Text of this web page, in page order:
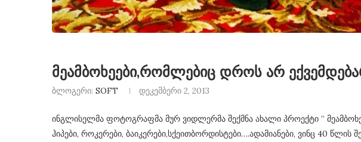
მეამბოხეები,რომლებიც დროს არ
ბლოგერი: SOFT დეკემბერი 2, 2013
ინგლისელმა ფოტოგრაფმა მურ ვიდლერმა შექმნა ახალი პროექტი ”
ჰიპები, როკერები, ბაიკერები,სქეითბორდისტები….ადამიანები, ვინც 40 წლის